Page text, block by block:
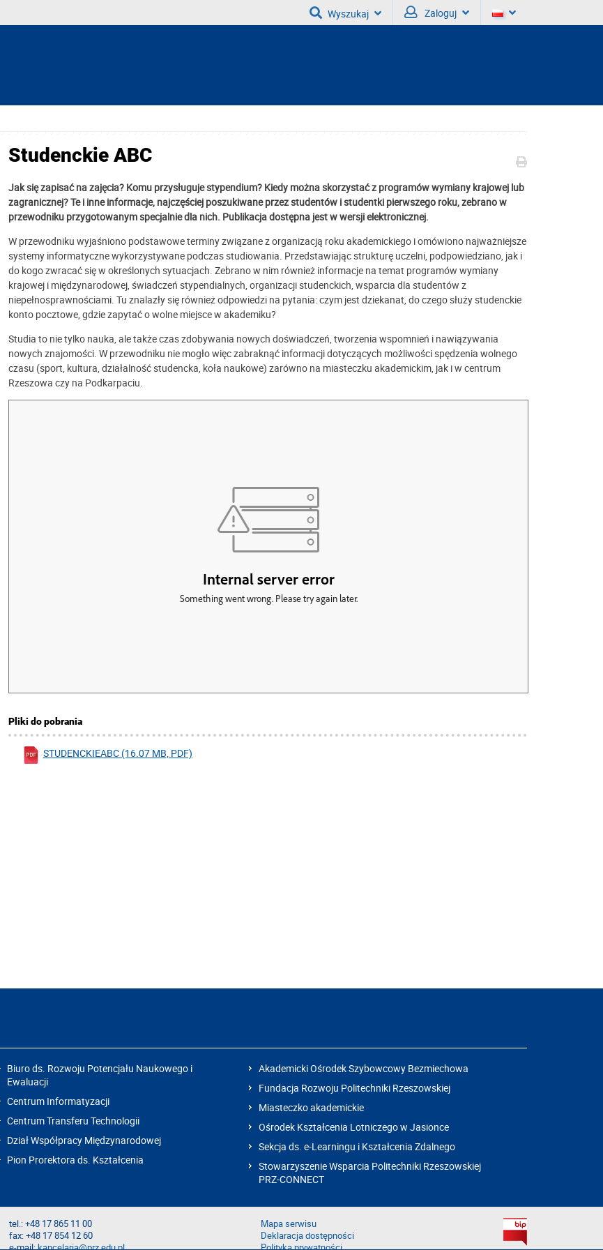
Wyszukaj Zaloguj
Studenckie ABC
Jak się zapisać na zajęcia? Komu przysługuje stypendium? Kiedy można skorzystać z programów wymiany krajowej lub
zagranicznej? Te i inne informacje, najczęściej poszukiwane przez studentów i studentki pierwszego roku, zebrano w
przewodniku przygotowanym specjalnie dla nich. Publikacja dostępna jest w wersji elektronicznej.
W przewodniku wyjaśniono podstawowe terminy związane z organizacją roku akademickiego i omówiono najważniejsze
systemy informatyczne wykorzystywane podczas studiowania. Przedstawiając strukturę uczelni, podpowiedziano, jak i
do kogo zwracać się w określonych sytuacjach. Zebrano w nim również informacje na temat programów wymiany
krajowej i międzynarodowej, świadczeń stypendialnych, organizacji studenckich, wsparcia dla studentów z
niepełnosprawnościami. Tu znalazły się również odpowiedzi na pytania: czym jest dziekanat, do czego służy studenckie
konto pocztowe, gdzie zapytać o wolne miejsce w akademiku?
Studia to nie tylko nauka, ale także czas zdobywania nowych doświadczeń, tworzenia wspomnień i nawiązywania
nowych znajomości. W przewodniku nie mogło więc zabraknąć informacji dotyczących możliwości spędzenia wolnego
czasu (sport, kultura, działalność studencka, koła naukowe) zarówno na miasteczku akademickim, jak i w centrum
Rzeszowa czy na Podkarpaciu.
Pliki do pobrania
STUDENCKIEABC (16.07 MB, PDF)
Biuro ds. Rozwoju Potencjału Naukowego i
Ewaluacji
Centrum Informatyzacji
Centrum Transferu Technologii
Dział Współpracy Międzynarodowej
Pion Prorektora ds. Kształcenia
Akademicki Ośrodek Szybowcowy Bezmiechowa
Fundacja Rozwoju Politechniki Rzeszowskiej
Miasteczko akademickie
Ośrodek Kształcenia Lotniczego w Jasionce
Sekcja ds. e-Learningu i Kształcenia Zdalnego
Stowarzyszenie Wsparcia Politechniki Rzeszowskiej
PRZ-CONNECT
tel.: +48 17 865 11 00
fax: +48 17 854 12 60
e-mail:kancelaria@prz.edu.pl
Mapa serwisu
Deklaracja dostępności
Polityka prywatności